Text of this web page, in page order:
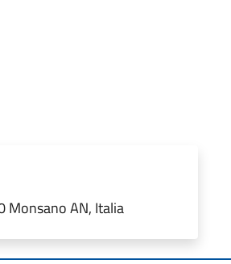
Monsano AN, Italia